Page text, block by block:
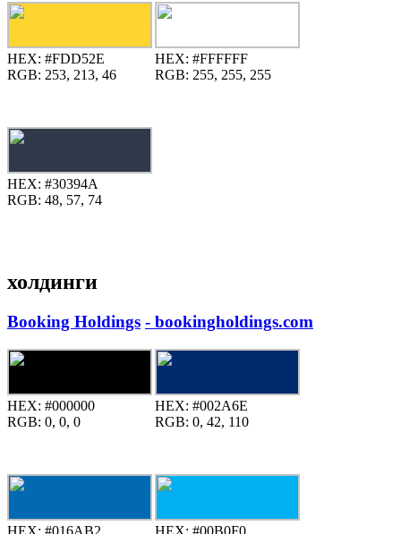
HEX: #FDD52E
RGB: 253, 213, 46
HEX: #FFFFFF
RGB: 255, 255, 255
HEX: #30394A
RGB: 48, 57, 74
холдинги
Booking Holdings - bookingholdings.com
HEX: #000000
RGB: 0, 0, 0
HEX: #002A6E
RGB: 0, 42, 110
HEX: #016AB2
HEX: #00B0F0